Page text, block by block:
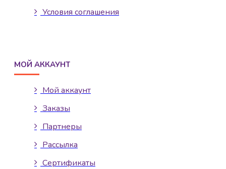
Условия соглашения
МОЙ АККАУНТ
Мой аккаунт
Заказы
Партнеры
Рассылка
Сертификаты